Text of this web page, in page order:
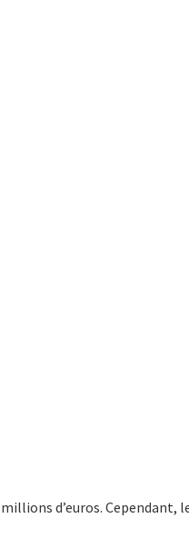
d’euros. Cependant,